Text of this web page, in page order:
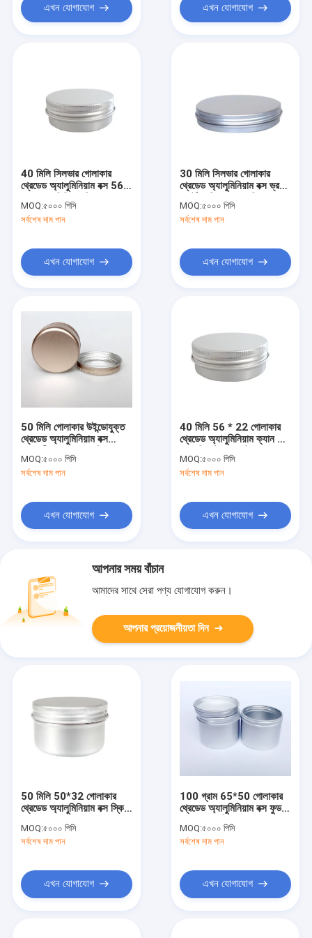
এখন যোগাযোগ এখন যোগাযোগ
40 মিলি সিলভার গোলাকার
থ্রেডেড অ্যালুমিনিয়াম বক্স 56 *
ত্বক পুনরুজ্জীবন ক্রিম সিলড
প্যাকেজিং বক্স
MOQ:৫০০০ পিসি
সর্বশেষ দাম পান
এখন যোগাযোগ
30 মিলি সিলভার গোলাকার
থ্রেডেড অ্যালুমিনিয়াম বক্স ভ্রমণ
সিলিং সাব-প্যাকিং মেটাল
অ্যালুমিনিয়াম বক্স
MOQ:৫০০০ পিসি
সর্বশেষ দাম পান
এখন যোগাযোগ
50 মিলি গোলাকার উইন্ডোযুক্ত
থ্রেডেড অ্যালুমিনিয়াম বক্স
পার্লার পাউডার ফসফর ধাতব
প্যাকেজিং বক্স
MOQ:৫০০০ পিসি
সর্বশেষ দাম পান
এখন যোগাযোগ
40 মিলি 56 * 22 গোলাকার
থ্রেডেড অ্যালুমিনিয়াম ক্যান টি
সিলড সাবডিভাইজড মেটাল জার
MOQ:৫০০০ পিসি
সর্বশেষ দাম পান
এখন যোগাযোগ
আপনার সময় বাঁচান
আমাদের সাথে সেরা পণ্য যোগাযোগ করুন।
আপনার প্রয়োজনীয়তা দিন
50 মিলি 50*32 গোলাকার
থ্রেডেড অ্যালুমিনিয়াম বক্স স্কিন
প্লাস্টার ট্যাবলেট চা সিলিং ছোট
জার
MOQ:৫০০০ পিসি
সর্বশেষ দাম পান
এখন যোগাযোগ
100 গ্রাম 65*50 গোলাকার
থ্রেডেড অ্যালুমিনিয়াম বক্স ফুড
মেটাল ক্যান
MOQ:৫০০০ পিসি
সর্বশেষ দাম পান
এখন যোগাযোগ